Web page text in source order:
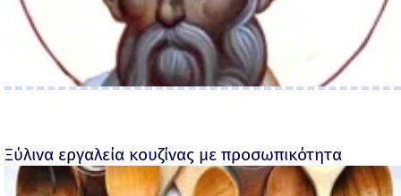
Ξύλινα εργαλεία κουζίνας με προσωπικότητα